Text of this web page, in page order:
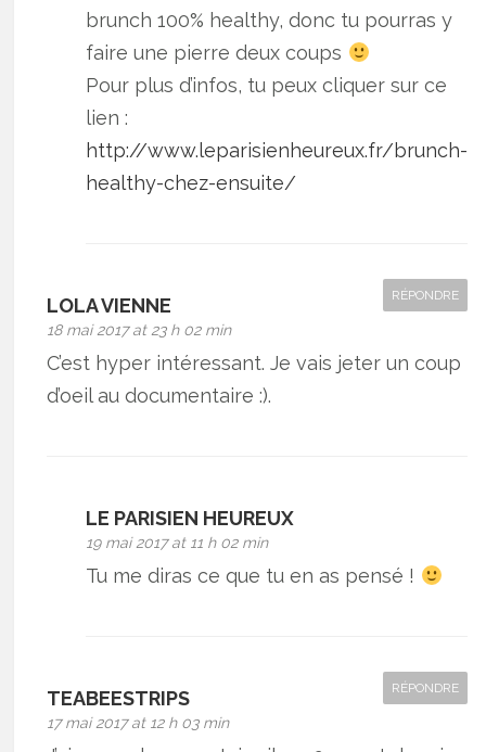
brunch 100% healthy, donc tu pourras y
faire une pierre deux coups
Pour plus d’infos, tu peux cliquer sur ce
lien :
http://www.leparisienheureux.fr/brunch-
healthy-chez-ensuite/
LOLA VIENNE
18 mai 2017 at 23 h 02 min
RÉPONDRE
C’est hyper intéressant. Je vais jeter un coup
d’oeil au documentaire :).
LE PARISIEN HEUREUX
19 mai 2017 at 11 h 02 min
Tu me diras ce que tu en as pensé !
TEABEESTRIPS
17 mai 2017 at 12 h 03 min
RÉPONDRE